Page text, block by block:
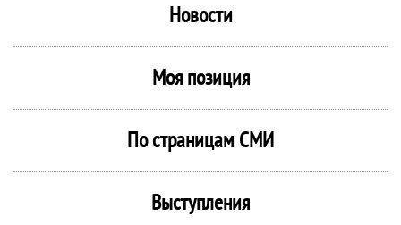
Новости
Моя позиция
По страницам СМИ
Выступления